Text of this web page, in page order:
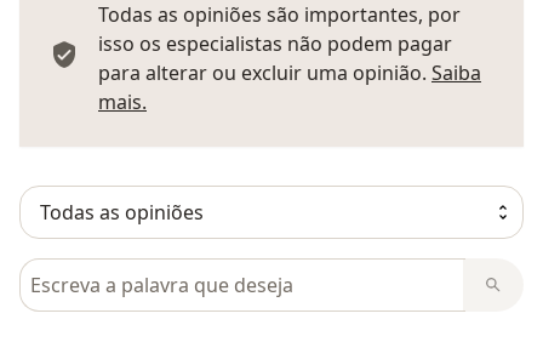
Todas as opiniões são importantes, por
isso os especialistas não podem pagar
para alterar ou excluir uma opinião. Saiba
mais.
Pesquisar em opiniões